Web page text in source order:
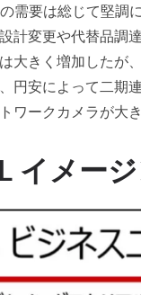
需要は総じて堅調に
計変更や代替品調
大きく増加したが
円安によって二期
ワークカメラが大
イメー